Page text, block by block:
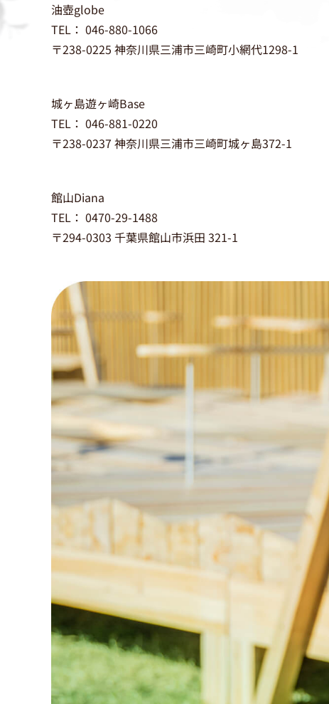
油壺globe
TEL： 046-880-1066
〒238-0225 神奈川県三浦市三崎町小網代1298-1
城ヶ島遊ヶ崎Base
TEL： 046-881-0220
〒238-0237 神奈川県三浦市三崎町城ヶ島372-1
館山Diana
TEL： 0470-29-1488
〒294-0303 千葉県館山市浜田 321-1